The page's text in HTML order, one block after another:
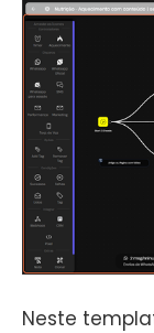
Neste